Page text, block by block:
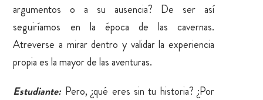
argumentos o a su ausencia? De ser así
seguiríamos en la época de las cavernas.
Atreverse a mirar dentro y validar la experiencia
propia es la mayor de las aventuras.
Estudiante:Pero, ¿qué eres sin tu historia? ¿Por